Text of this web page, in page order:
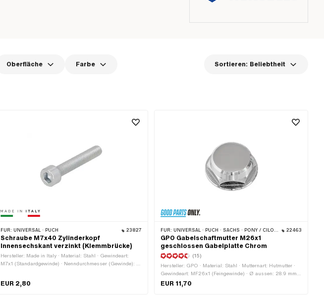
Oberfläche Farbe Sortieren: Beliebtheit
FÜR: UNIVERSAL · PUCH 23827
Schraube M7x40 Zylinderkopf
Innensechskant verzinkt (Klemmbrücke)
Hersteller: Made in Italy · Material: Stahl · Gewindeart:
M7x1 (Standardgewinde) · Nenndurchmesser (Gewinde): 7
6 mm · Schaft: Nein · Gewindelänge: 40 mm ·
EUR 2,80
FÜR: UNIVERSAL · PUCH · SACHS · PONY / CILO (BETA 521 & 512) · ZÜNDAPP BELMONDO · TOMOS 22463
GPO Gabelschaftmutter M26x1
geschlossen Gabelplatte Chrom
(15)
Hersteller: GPO · Material: Stahl · Mutternart: Hutmutter ·
Gewindeart: MF26x1 (Feingewinde) · Ø aussen: 28.9 mm ·
Ø aussen: 36.4 mm · Höhe: 13.8 mm · Nenndurchmesser
EUR 11,70